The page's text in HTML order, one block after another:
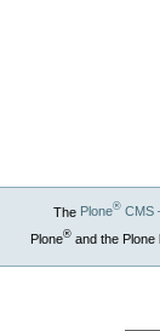
The Plone®CMS
Plone®and the Plone